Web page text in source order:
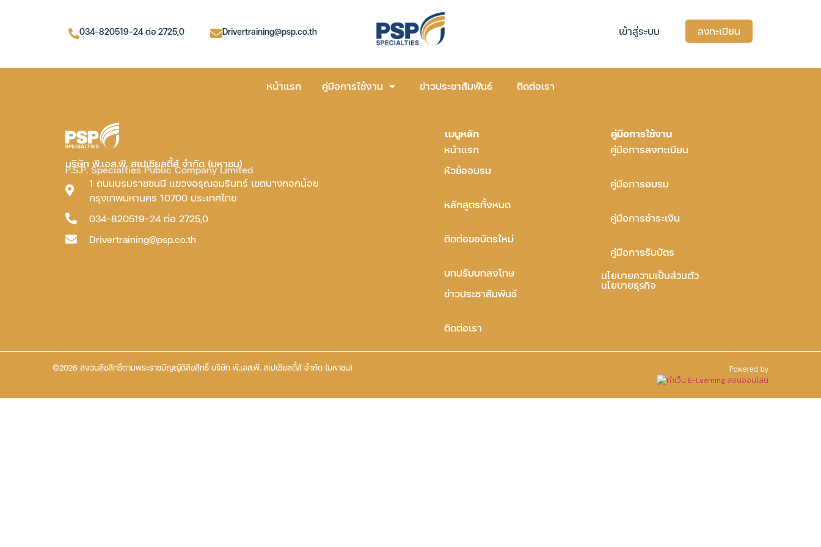
034-820519-24 ต่อ 2725,0 Drivertraining@psp.co.th เข้าสู่ระบบ ลงทะเบียน
หน้าแรก คู่มือการใช้งาน ข่าวประชาสัมพันธ์ ติดต่อเรา
บริษัท พี.เอส.พี. สเปเชียลตี้ส์ จำกัด (มหาชน)
P.S.P. Specialties Public Company Limited
1 ถนนบรมราชชนนี แขวงอรุณอมรินทร์ เขตบางกอกน้อย
กรุงเทพมหานคร 10700 ประเทศไทย
034-820519-24 ต่อ 2725,0
Drivertraining@psp.co.th
เมนูหลัก
หน้าแรก
หัวข้ออบรม
หลักสูตรทั้งหมด
ติดต่อขอบัตรใหม่
บทปรับบทลงโทษ
ข่าวประชาสัมพันธ์
ติดต่อเรา
คู่มือการใช้งาน
คู่มือการลงทะเบียน
คู่มือการอบรม
คู่มือการชำระเงิน
คู่มือการรับบัตร
นโยบายความเป็นส่วนตัว
นโยบายธุรกิจ
©2026 สงวนลิขสิทธิ์ตามพระราชบัญญัติลิขสิทธิ์ บริษัท พี.เอส.พี. สเปเชียลตี้ส์ จำกัด (มหาชน) Powered by